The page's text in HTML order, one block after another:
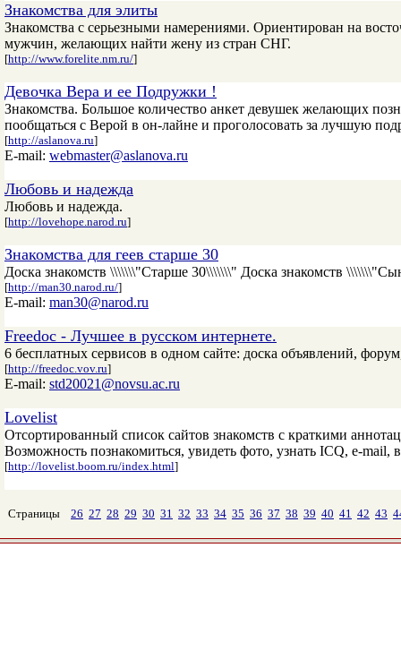
Знакомства для элиты
Знакомства с серьезными намерениями. Ориентирован на
мужчин, желающих найти жену из стран СНГ.
[http://www.forelite.nm.ru/]
Девочка Вера и ее Подружки !
Знакомства. Большое количество анкет девушек желающих
пообщаться с Верой в он-лайне и проголосовать за лучшую
[http://aslanova.ru]
E-mail: webmaster@aslanova.ru
Любовь и надежда
Любовь и надежда.
[http://lovehope.narod.ru]
Знакомства для геев старше 30
Доска знакомств \\\\\\\"Старше 30\\\\\\\" Доска знакомств
[http://man30.narod.ru/]
E-mail: man30@narod.ru
Freedoc - Лучшее в русском интернете.
6 бесплатных сервисов в одном сайте: доска объявлений,
[http://freedoc.vov.ru]
E-mail: std20021@novsu.ac.ru
Lovelist
Отсортированный список сайтов знакомств с краткими
Возможность познакомиться, увидеть фото, узнать ICQ, e-mail,
[http://lovelist.boom.ru/index.html]
Страницы 26 27 28 29 30 31 32 33 34 35 36 37 38 39 40 41 42 43